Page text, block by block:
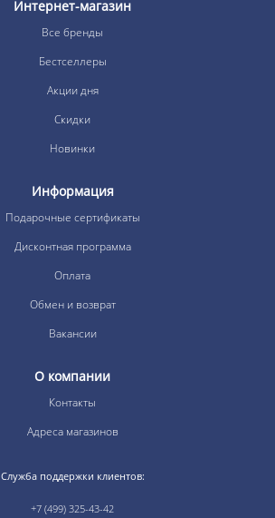
Интернет-магазин
Все бренды
Бестселлеры
Акции дня
Скидки
Новинки
Информация
Подарочные сертификаты
Дисконтная программа
Оплата
Обмен и возврат
Вакансии
О компании
Контакты
Адреса магазинов
Служба поддержки клиентов:
+7 (499) 325-43-42